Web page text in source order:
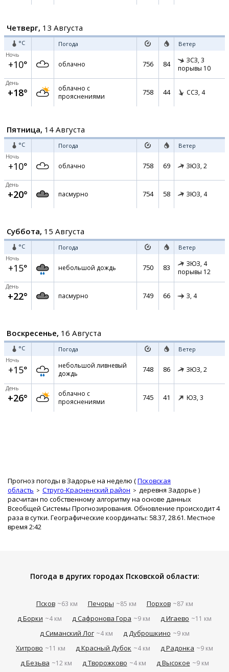
Четверг, 13 Августа
°C Погода Ветер
Ночь
+10° облачно 756 84 ЗСЗ, 3
порывы 10
День
+18°
облачно с
прояснениями
758 44 ССЗ, 4
Пятница, 14 Августа
°C Погода Ветер
Ночь
+10° облачно 758 69 ЗЮЗ, 2
День
+20° пасмурно 754 58 ЗЮЗ, 4
Суббота, 15 Августа
°C Погода Ветер
Ночь
+15° небольшой дождь 750 83 ЗЮЗ, 4
порывы 12
День
+22° пасмурно 749 66 З, 4
Воскресенье, 16 Августа
°C Погода Ветер
Ночь
+15°
небольшой ливневый
дождь
748 86 ЗЮЗ, 2
День
+26°
облачно с
прояснениями
745 41 ЮЗ, 3
Прогноз погоды в Задорье на неделю (Псковская
область
Струго-Красненский район деревня Задорье )
расчитан по собственному алгоритму на основе данных
Всеобщей Системы Прогнозирования. Обновление происходит 4
раза в сутки. Географические координаты: 58.37, 28.61. Местное
время 2:42
Погода в других городах Псковской области:
Псков ~63 км Печоры ~85 км Порхов ~87 км
д Борки ~4 км д Сафронова Гора ~9 км д Игаево ~11 км
д Симанский Лог ~4 км д Дуброшкино ~9 км
Хитрово ~11 км д Красный Дубок ~4 км д Радонка ~9 км
д Безьва ~12 км д Творожково ~4 км д Высокое ~9 км